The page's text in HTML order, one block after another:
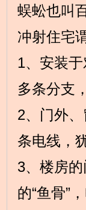
蜈蚣也叫
冲射住宅
1、安装
多条分支
2、门外
条电线，
3、楼房
的“鱼骨”